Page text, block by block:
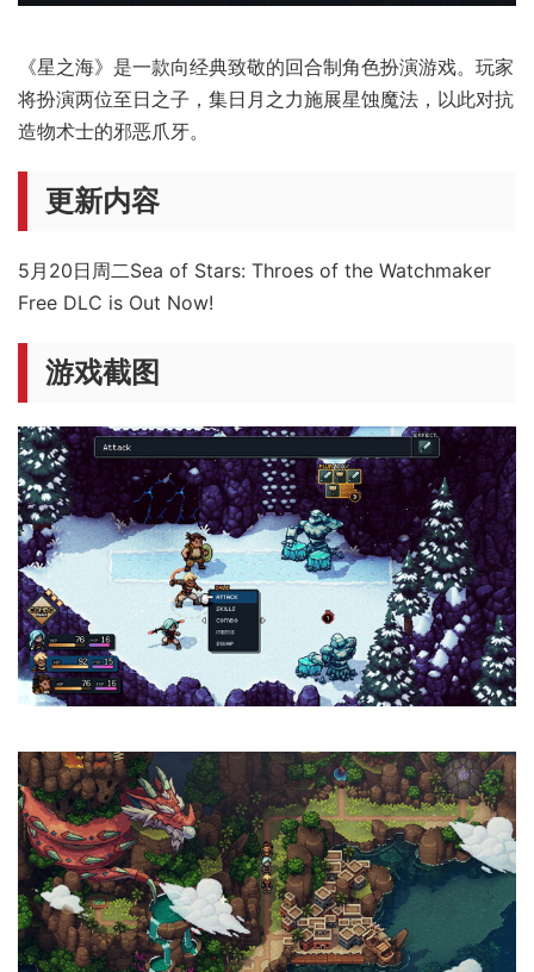
《星之海》是一款向经典致敬的回合制角色扮演游戏。玩家
将扮演两位至日之子，集日月之力施展星蚀魔法，以此对抗
造物术士的邪恶爪牙。
更新内容
5月20日周二Sea of Stars: Throes of the Watchmaker
Free DLC is Out Now!
游戏截图